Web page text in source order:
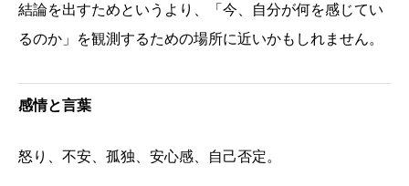
結論を出すためというより、「今、自分が何を感じてい
るのか」を観測するための場所に近いかもしれません。
感情と言葉
怒り、不安、孤独、安心感、自己否定。